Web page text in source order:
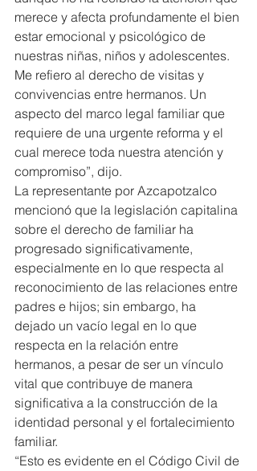
merece y afecta profundamente el bien
estar emocional y psicológico de
nuestras niñas, niños y adolescentes.
Me refiero al derecho de visitas y
convivencias entre hermanos. Un
aspecto del marco legal familiar que
requiere de una urgente reforma y el
cual merece toda nuestra atención y
compromiso”, dijo.
La representante por Azcapotzalco
mencionó que la legislación capitalina
sobre el derecho de familiar ha
progresado significativamente,
especialmente en lo que respecta al
reconocimiento de las relaciones entre
padres e hijos; sin embargo, ha
dejado un vacío legal en lo que
respecta en la relación entre
hermanos, a pesar de ser un vínculo
vital que contribuye de manera
significativa a la construcción de la
identidad personal y el fortalecimiento
familiar.
“Esto es evidente en el Código Civil de